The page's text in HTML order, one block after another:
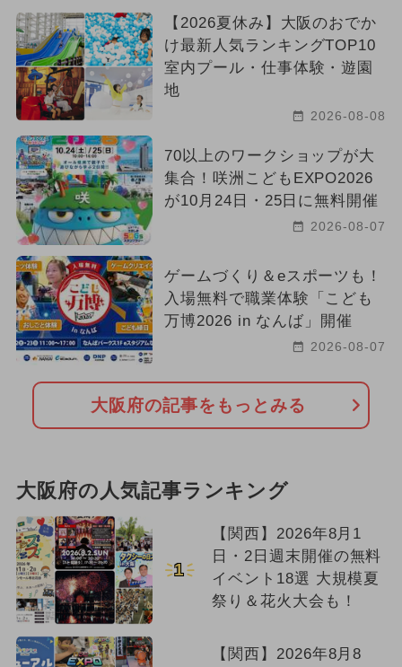
【2026夏休み】大阪のおでか
け最新人気ランキングTOP10
室内プール・仕事体験・遊園
地
2026-08-08
70以上のワークショップが大
集合！咲洲こどもEXPO2026
が10月24日・25日に無料開催
2026-08-07
ゲームづくり＆eスポーツも！
入場無料で職業体験「こども
万博2026 in なんば」開催
2026-08-07
大阪府の記事をもっとみる
大阪府の人気記事ランキング
1
【関西】2026年8月1
日・2日週末開催の無料
イベント18選 大規模夏
祭り＆花火大会も！
【関西】2026年8月8